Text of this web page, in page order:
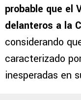
probable que el
delanteros a la
considerando
caracterizado
inesperadas en